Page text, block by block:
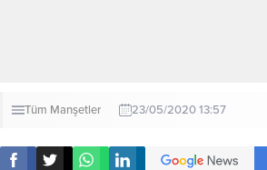
Tüm Manşetler 23/05/2020 13:57